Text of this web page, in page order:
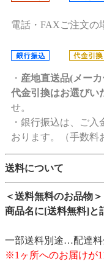
電話・FAXご注文の
・ 産地直送品(メー
代金引換はお選びい
せ。
・銀行振込は、ご
おります。（手数料
送料について
＜送料無料のお品物＞
商品名に[送料無料]と
一部送料別途…配達料
※1ヶ所へのお届けが